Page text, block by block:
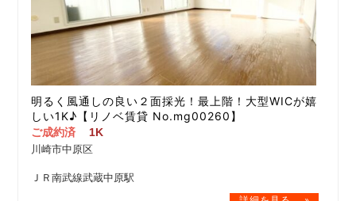
明るく風通しの良い２面採光！最上階！大型WICが嬉
しい1K♪【リノベ賃貸 No.mg00260】
ご成約済
1K
川崎市中原区
ＪＲ南武線武蔵中原駅